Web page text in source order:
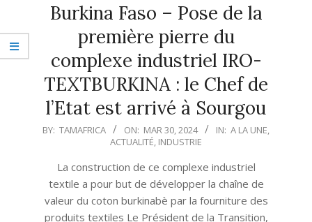
Burkina Faso – Pose de la
première pierre du
complexe industriel IRO-
TEXTBURKINA : le Chef de
l’Etat est arrivé à Sourgou
2024-
BY: TAMAFRICA ON: MAR 30, 2024 IN: A LA UNE,
ACTUALITÉ, INDUSTRIE
La construction de ce complexe industriel
textile a pour but de développer la chaîne de
valeur du coton burkinabè par la fourniture des
produits textiles Le Président de la Transition,